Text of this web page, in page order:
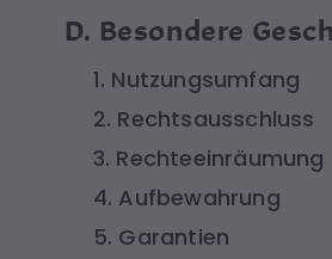
D. Besondere
1. Nutzungsumfang
2. Rechtsausschluss
3. Rechteeinräumung
4. Aufbewahrung
5. Garantien